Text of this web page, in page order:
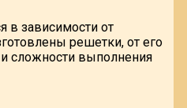
в зависимости от
решетки, от его
и сложности выполнения